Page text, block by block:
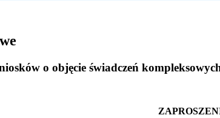
o objęcie świadczeń